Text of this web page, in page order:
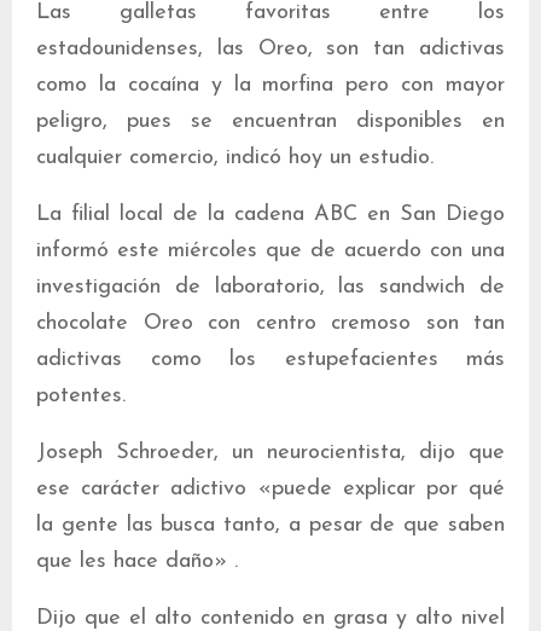
Las galletas favoritas entre los
estadounidenses, las Oreo, son tan adictivas
como la cocaína y la morfina pero con mayor
peligro, pues se encuentran disponibles en
cualquier comercio, indicó hoy un estudio.
La filial local de la cadena ABC en San Diego
informó este miércoles que de acuerdo con una
investigación de laboratorio, las sandwich de
chocolate Oreo con centro cremoso son tan
adictivas como los estupefacientes más
potentes.
Joseph Schroeder, un neurocientista, dijo que
ese carácter adictivo «puede explicar por qué
la gente las busca tanto, a pesar de que saben
que les hace daño» .
Dijo que el alto contenido en grasa y alto nivel